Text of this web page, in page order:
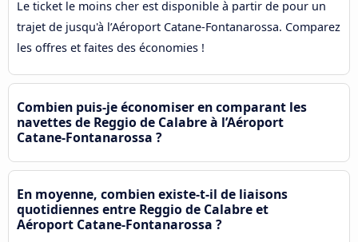
Le ticket le moins cher est disponible à partir de pour un
trajet de jusqu'à l’Aéroport Catane-Fontanarossa. Comparez
les offres et faites des économies !
Combien puis-je économiser en comparant les
navettes de Reggio de Calabre à l’Aéroport
Catane-Fontanarossa ?
En moyenne, combien existe-t-il de liaisons
quotidiennes entre Reggio de Calabre et
Aéroport Catane-Fontanarossa ?